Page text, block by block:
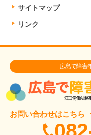
サイトマップ
リンク
広島で障害
江口労働法務
お問い合わせはこちら